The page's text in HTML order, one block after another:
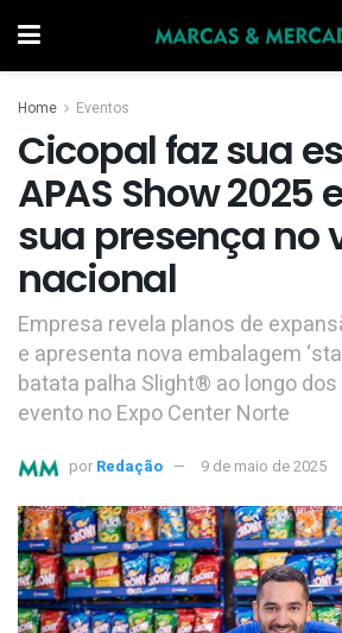
Home Eventos
Cicopal faz sua
APAS Show 2025
sua presença no
nacional
Empresa revela planos de
e apresenta nova embalagem
batata palha Slight® ao longo
evento no Expo Center Norte
por Redação 9 de maio de 2025